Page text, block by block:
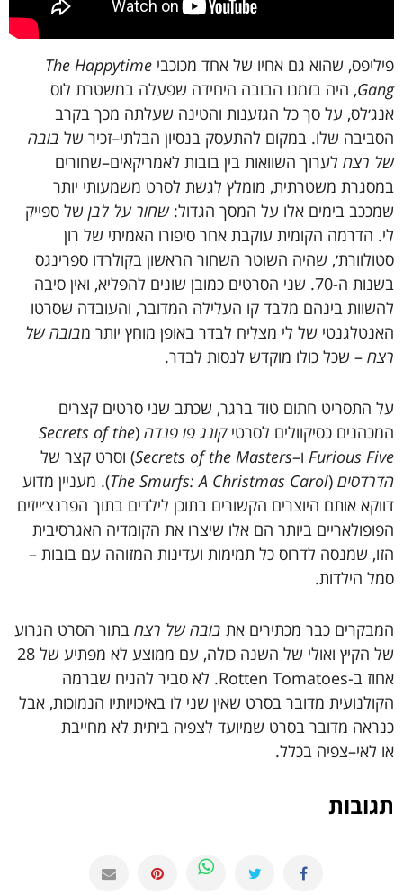
פיליפס, שהוא גם אחיו של אחד מכוכבי The Happytime
Gang
, היה בזמנו הבובה היחידה שפעלה במשטרת לוס
אנג׳לס, על סך כל הגזענות והטינה שעלתה מכך בקרב
הסביבה שלו. במקום להתעסק בנסיון הבלתי–זכיר של בובה
של רצח לערוך השוואות בין בובות לאמריקאים–שחורים
במסגרת משטרתית, מומלץ לגשת לסרט משמעותי יותר
שמככב בימים אלו על המסך הגדול:שחור על לבן של ספייק
לי. הדרמה הקומית עוקבת אחר סיפורו האמיתי של רון
סטולוורת׳, שהיה השוטר השחור הראשון בקולרדו ספרינגס
בשנות ה-70. שני הסרטים כמובן שונים להפליא, ואין סיבה
להשוות בינהם מלבד קו העלילה המדובר, והעובדה שסרטו
האנטלגנטי של לי מצליח לבדר באופן מוחץ יותר מבובה של
רצח – שכל כולו מוקדש לנסות לבדר.
על התסריט חתום טוד ברגר, שכתב שני סרטים קצרים
המכהנים כסיקוולים לסרטי קונג פו פנדה (
Secrets of the
Furious Five ו–
Secrets of the Masters
) וסרט קצר של
הדרדסים (
The Smurfs: A Christmas Carol
). מעניין מדוע
דווקא אותם היוצרים הקשורים בתוכן לילדים בתוך הפרנצ׳ייזים
הפופולאריים ביותר הם אלו שיצרו את הקומדיה האגרסיבית
הזו, שמנסה לדרוס כל תמימות ועדינות המזוהה עם בובות –
סמל הילדות.
המבקרים כבר מכתירים את בובה של רצח בתור הסרט הגרוע
של הקיץ ואולי של השנה כולה, עם ממוצע לא מפתיע של
אחוז ב-Rotten Tomatoes. לא סביר להניח שברמה
הקולנועית מדובר בסרט שאין שני לו באיכויותיו הנמוכות, אבל
כנראה מדובר בסרט שמיועד לצפיה ביתית לא מחייבת
או לאי–צפיה בכלל.
תגובות